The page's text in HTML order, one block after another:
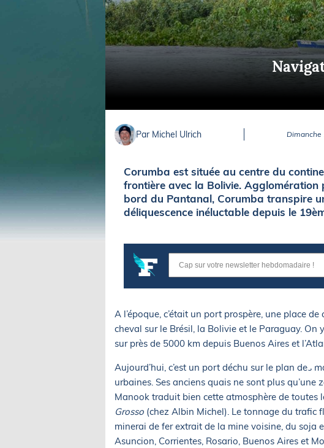
Par Michel Ulrich Dimanche
Corumba est située au centre du
frontière avec la Bolivie.
bord du Pantanal, Corumba transpire
déliquescence inéluctable depuis le
A l’époque, c’était un port prospère, une place
cheval sur le Brésil, la Bolivie et le Paraguay.
sur près de 5000 km depuis Buenos Aires et
Aujourd’hui, c’est un port déchu sur le plan des
urbaines. Ses anciens quais ne sont plus
Manook traduit bien cette atmosphère de toutes
Grosso (chez Albin Michel). Le tonnage du
minerai de fer extrait de la mine voisine, du soja
Asuncion, Corrientes, Rosario, Buenos Aires et